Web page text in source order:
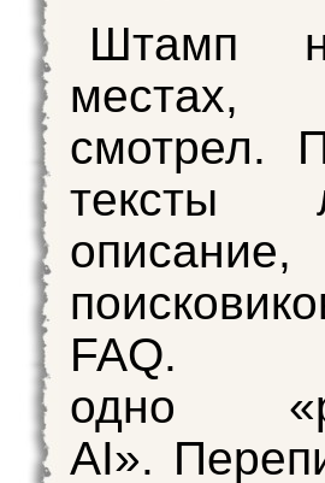
Штамп
смотрел.
тексты
FAQ.
одно
AI».